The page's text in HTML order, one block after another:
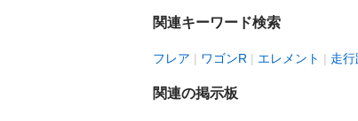
関連キーワード検索
フレア ワゴンR エレメント 走
関連の掲示板